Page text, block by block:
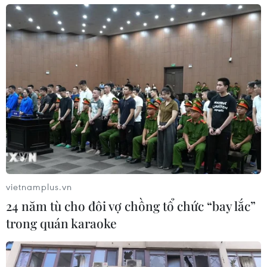
Nguyễn Văn Nên đã gửi lời cám ơn đến các tổ
chức tôn giáo, nhân sỹ trí thức, chuyên gia, nhà
khoa học, doanh nghiệp, các nhà hảo tâm đã
đồng hành cùng thành phố, hỗ trợ trang thiết bị
y tế, tình nguyện tham gia tuyến đầu chăm sóc,
điều trị bệnh nhân COVID-19./.
(TTXVN/Vietnam+)
vietnamplus.vn
24 năm tù cho đôi vợ chồng tổ chức “bay lắc”
trong quán karaoke